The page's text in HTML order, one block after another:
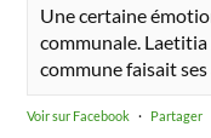
Une certaine
communale.
commune faisait
Voir sur Facebook · Partager